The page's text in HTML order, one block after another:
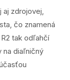
aj zdrojovej,
čo znamená
tak odľahčí
na diaľničný